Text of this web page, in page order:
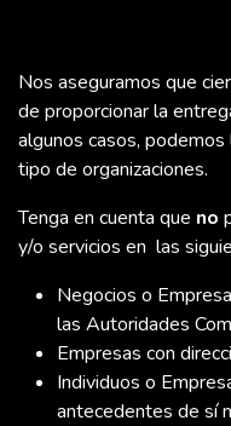
Nos aseguramos que
de proporcionar la
algunos casos,
tipo de organizaciones.
Tenga en cuenta que no
y/o servicios en las
Negocios o
las Autoridades
Empresas con
Individuos o
antecedentes de sí